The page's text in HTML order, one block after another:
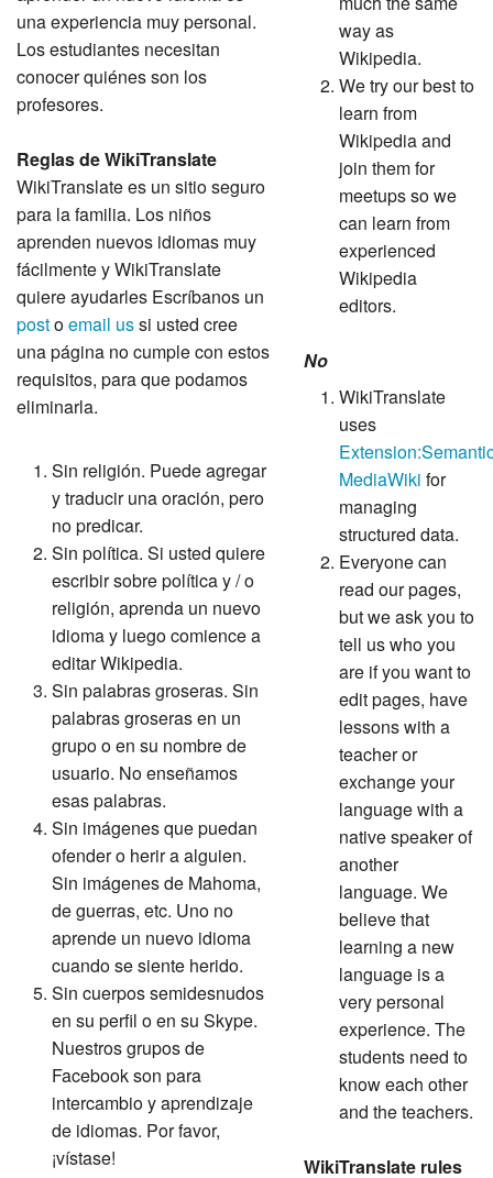
una experiencia muy personal.
Los estudiantes necesitan
conocer quiénes son los
profesores.
Reglas de WikiTranslate
WikiTranslate es un sitio seguro
para la familia. Los niños
aprenden nuevos idiomas muy
fácilmente y WikiTranslate
quiere ayudarles Escríbanos un
postoemail ussi usted cree
una página no cumple con estos
requisitos, para que podamos
eliminarla.
Sin religión. Puede agregar
y traducir una oración, pero
no predicar.
Sin política. Si usted quiere
escribir sobre política y / o
religión, aprenda un nuevo
idioma y luego comience a
editar Wikipedia.
Sin palabras groseras. Sin
palabras groseras en un
grupo o en su nombre de
usuario. No enseñamos
esas palabras.
Sin imágenes que puedan
ofender o herir a alguien.
Sin imágenes de Mahoma,
de guerras, etc. Uno no
aprende un nuevo idioma
cuando se siente herido.
Sin cuerpos semidesnudos
en su perfil o en su Skype.
Nuestros grupos de
Facebook son para
intercambio y aprendizaje
de idiomas. Por favor,
¡vístase!
way as
Wikipedia.
We try our best to
learn from
Wikipedia and
join them for
meetups so we
can learn from
experienced
Wikipedia
editors.
No
WikiTranslate
uses
MediaWiki for
managing
structured data.
Everyone can
read our pages,
but we ask you to
tell us who you
are if you want to
edit pages, have
lessons with a
teacher or
exchange your
language with a
native speaker of
another
language. We
believe that
learning a new
language is a
very personal
experience. The
students need to
know each other
and the teachers.
WikiTranslate rules